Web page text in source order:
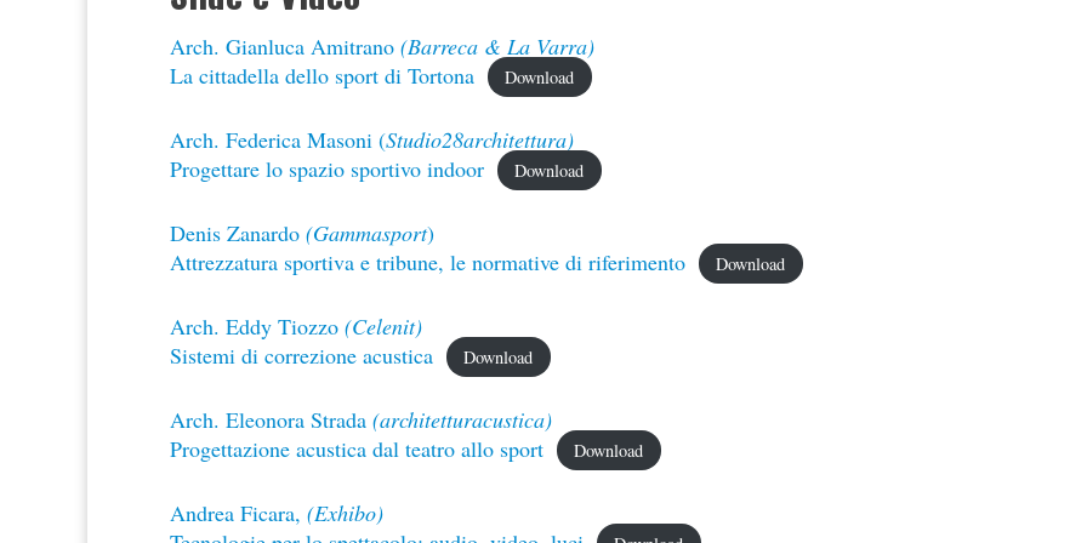
Arch. Gianluca Amitrano (Barreca & La Varra)
La cittadella dello sport di Tortona
Download
Arch. Federica Masoni (Studio28architettura)
Progettare lo spazio sportivo indoor
Download
Denis Zanardo (Gammasport)
Attrezzatura sportiva e tribune, le normative di riferimento
Download
Arch. Eddy Tiozzo (Celenit)
Sistemi di correzione acustica
Download
Arch. Eleonora Strada (architetturacustica)
Progettazione acustica dal teatro allo sport
Download
Andrea Ficara, (Exhibo)